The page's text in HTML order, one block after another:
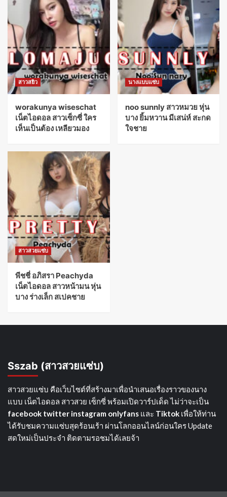
สาวสยิว
worakunya wiseschat
เน็ตไอดอล สาวเซ็กซี่ ใคร
เห็นเป็นต้อง เหลียวมอง
นางแบบแซ่บ
noo sunnly สาวหมวย หุ่น
บาง ยิ้มหวาน มีเสน่ห์ สะกด
ใจชาย
สาวสวยแซ่บ
พีชชี่ อภิสรา Peachyda
เน็ตไอดอล สาวหน้ามน หุ่น
บาง ร่างเล็ก สเปคชาย
Sszab (สาวสวยแซ่บ)
สาวสวยแซ่บ คือเว็บไซต์ที่สร้างมาเพื่อนำเสนอเรื่องราวของนาง
แบบ เน็ตไอดอล สาวสวย เซ็กซี่ พร้อมเปิดวาร์ปเด็ด ไม่ว่าจะเป็น
facebook twitter instagram onlyfans และ Tiktok เพื่อให้ท่าน
ได้รับชมความแซ่บสุดร้อนเร้า ผ่านโลกออนไลน์ก่อนใคร Update
สดใหม่เป็นประจำ ติดตามรอชมได้เลยจ้า